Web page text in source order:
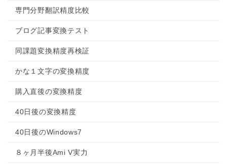
専門分野翻訳精度比較
ブログ記事変換テスト
同課題変換精度再検証
かな１文字の変換精度
購入直後の変換精度
40日後の変換精度
40日後のWindows7
８ヶ月半後Ami V実力